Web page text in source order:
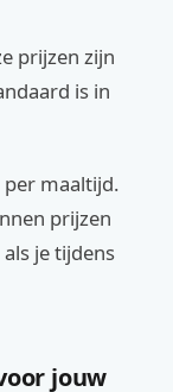
prijzen zijn
is in
per maaltijd.
prijzen
je tijdens
jouw